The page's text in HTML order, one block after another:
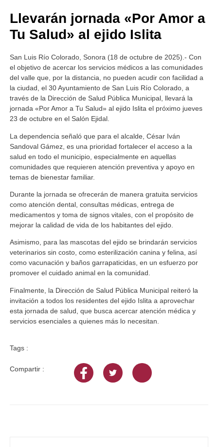
Llevarán jornada «Por Amor a
Tu Salud» al ejido Islita
San Luis Río Colorado, Sonora (18 de octubre de 2025).- Con
el objetivo de acercar los servicios médicos a las comunidades
del valle que, por la distancia, no pueden acudir con facilidad a
la ciudad, el 30 Ayuntamiento de San Luis Río Colorado, a
través de la Dirección de Salud Pública Municipal, llevará la
jornada «Por Amor a Tu Salud» al ejido Islita el próximo jueves
23 de octubre en el Salón Ejidal.
La dependencia señaló que para el alcalde, César Iván
Sandoval Gámez, es una prioridad fortalecer el acceso a la
salud en todo el municipio, especialmente en aquellas
comunidades que requieren atención preventiva y apoyo en
temas de bienestar familiar.
Durante la jornada se ofrecerán de manera gratuita servicios
como atención dental, consultas médicas, entrega de
medicamentos y toma de signos vitales, con el propósito de
mejorar la calidad de vida de los habitantes del ejido.
Asimismo, para las mascotas del ejido se brindarán servicios
veterinarios sin costo, como esterilización canina y felina, así
como vacunación y baños garrapaticidas, en un esfuerzo por
promover el cuidado animal en la comunidad.
Finalmente, la Dirección de Salud Pública Municipal reiteró la
invitación a todos los residentes del ejido Islita a aprovechar
esta jornada de salud, que busca acercar atención médica y
servicios esenciales a quienes más lo necesitan.
Tags :
Compartir :